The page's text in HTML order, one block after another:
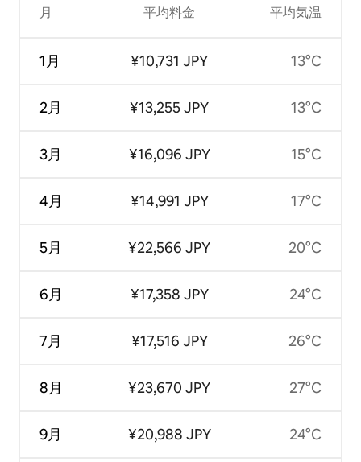
月
1月
2月
3月
4月
5月
6月
7月
8月
9月
平均料金
¥10,731 JPY
¥13,255 JPY
¥16,096 JPY
¥14,991 JPY
¥22,566 JPY
¥17,358 JPY
¥17,516 JPY
¥23,670 JPY
¥20,988 JPY
平均気温
13°C
13°C
15°C
17°C
20°C
24°C
26°C
27°C
24°C